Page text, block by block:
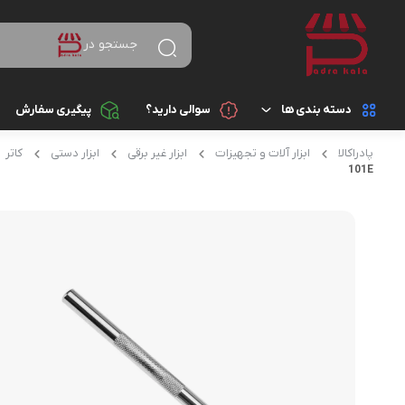
جستجو در
دسته بندی ها
کالای دیجیتال
تبدیل ها
شارژر موبایل و تبلت
سوالی دارید؟ پیگیری سفارش
پادراکالا ابزار آلات و تجهیزات ابزار غیر برقی ابزار دستی کاتر
101E